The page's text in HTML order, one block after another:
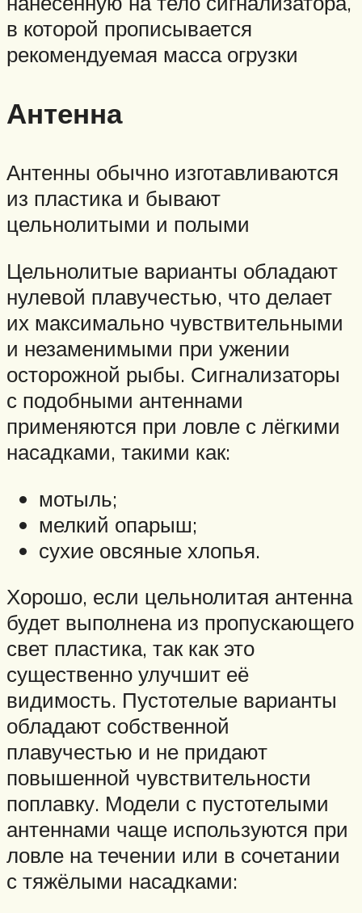
в которой прописывается
рекомендуемая масса огрузки
Антенна
Антенны обычно изготавливаются
из пластика и бывают
цельнолитыми и полыми
Цельнолитые варианты обладают
нулевой плавучестью, что делает
их максимально чувствительными
и незаменимыми при ужении
осторожной рыбы. Сигнализаторы
с подобными антеннами
применяются при ловле с лёгкими
насадками, такими как:
мотыль;
мелкий опарыш;
сухие овсяные хлопья.
Хорошо, если цельнолитая антенна
будет выполнена из пропускающего
свет пластика, так как это
существенно улучшит её
видимость. Пустотелые варианты
обладают собственной
плавучестью и не придают
повышенной чувствительности
поплавку. Модели с пустотелыми
антеннами чаще используются при
ловле на течении или в сочетании
с тяжёлыми насадками: